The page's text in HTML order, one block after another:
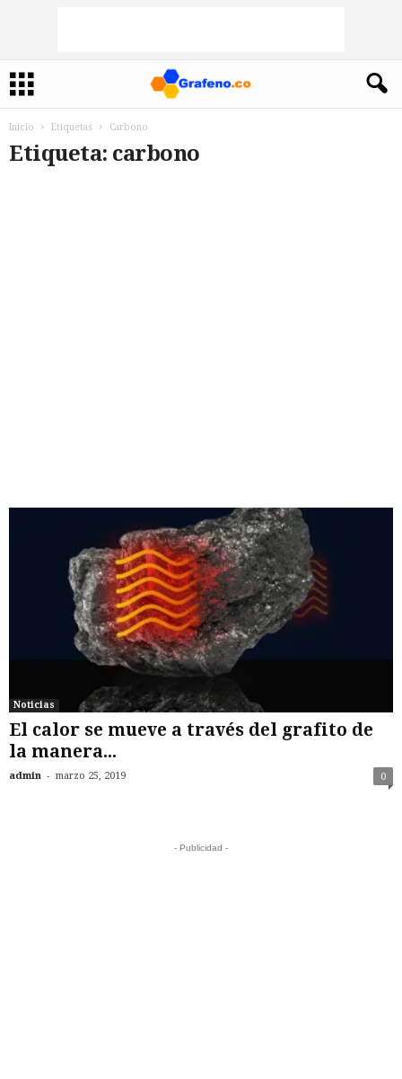
Inicio Etiquetas Carbono
Etiqueta: carbono
Noticias
El calor se mueve a través del grafito de
la manera...
admin - marzo 25, 2019 0
- Publicidad -